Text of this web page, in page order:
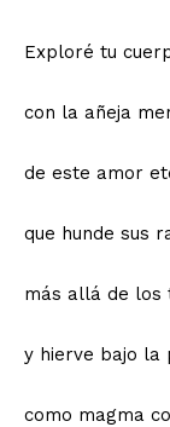
Exploré tu
con la añeja
de este amor
que hunde sus
más allá de los
y hierve bajo la
como magma